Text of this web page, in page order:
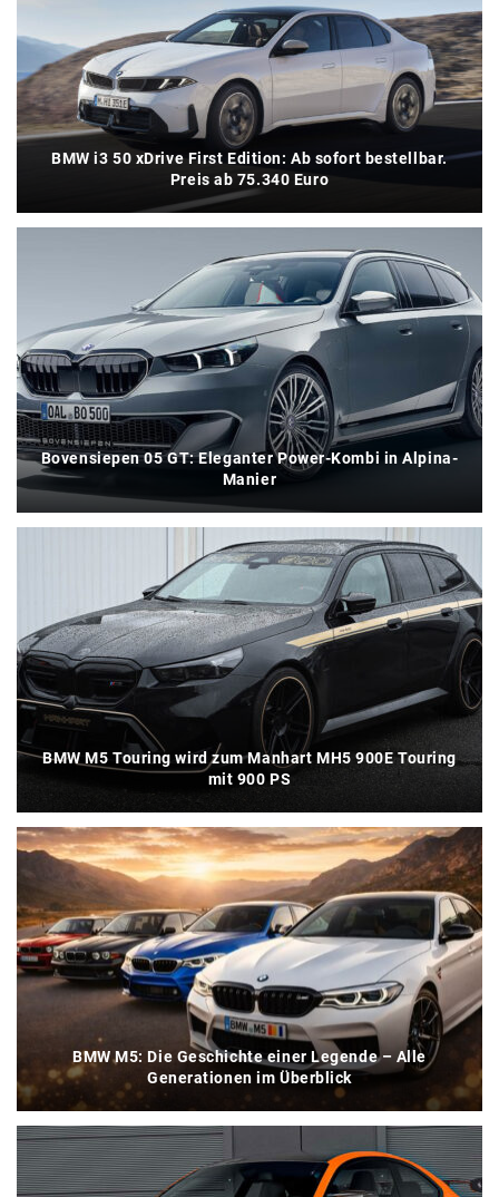
BMW i3 50 xDrive First Edition: Ab sofort bestellbar.
Preis ab 75.340 Euro
Bovensiepen 05 GT: Eleganter Power-Kombi in Alpina-
Manier
BMW M5 Touring wird zum Manhart MH5 900E Touring
mit 900 PS
BMW M5: Die Geschichte einer Legende – Alle
Generationen im Überblick